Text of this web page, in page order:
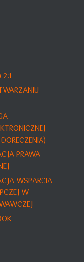
2.1
PRAWA
WSPARCIA
W